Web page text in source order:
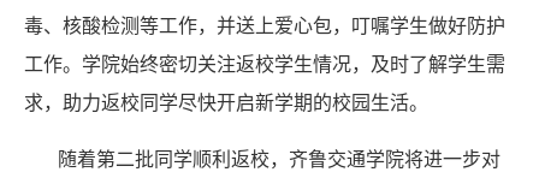
毒、核酸检测等工作，并送上爱心包，叮嘱学生做好防护
工作。学院始终密切关注返校学生情况，及时了解学生需
求，助力返校同学尽快开启新学期的校园生活。
随着第二批同学顺利返校，齐鲁交通学院将进一步对